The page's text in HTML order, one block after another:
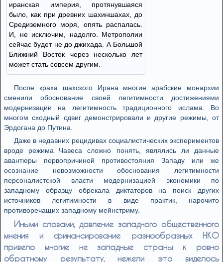
иранская империя, протянувшаяся
было, как при древних шахиншахах, до
Средиземного моря, опять распалась.
И, не исключим, надолго. Метрополии
сейчас будет не до джихада. А Большой
Ближний Восток через несколько лет
может стать совсем другим.
После краха шахского Ирана многие арабские монархии
сменили обоснование своей легитимности достижениями
модернизации на легитимность традиционного ислама. Во
многом сходный сдвиг демонстрировали и другие режимы, от
Эрдогана до Путина.
Даже в недавних рецидивах социалистических экспериментов
вроде режима Чавеса сложно понять, являлись ли данные
авантюры первопричиной противостояния Западу или же
осознание невозможности обоснования легитимности
персоналистской власти модернизацией экономики по
западному образцу обрекала диктаторов на поиск других
источников легитимности в виде практик, нарочито
противоречащих западному мейнстриму.
Иными словами, давление западного общественного
мнения и финансирование разнообразных НКО
привело многие не западные страны к ровно
обратному результату, нежели это виделось